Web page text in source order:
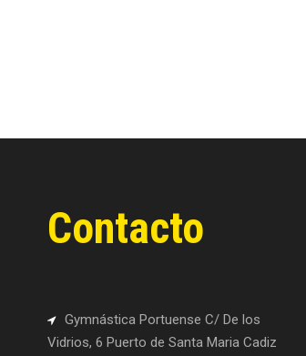
Contacto
Gymnástica Portuense C/ De los
Vidrios, 6 Puerto de Santa Maria Cadiz